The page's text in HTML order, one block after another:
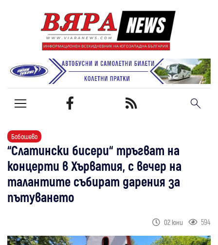
Бобошево
“Слатински бисери“ тръгват на
концерти в Хърватия, с вечер на
талантите събират дарения за
пътуването
02 юни 594